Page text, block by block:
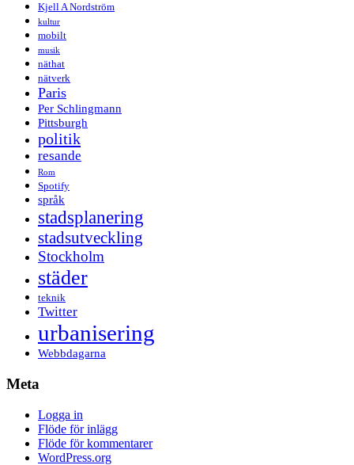
Kjell A Nordström
kultur
mobilt
musik
näthat
nätverk
Paris
Per Schlingmann
Pittsburgh
politik
resande
Rom
Spotify
språk
stadsplanering
stadsutveckling
Stockholm
städer
teknik
Twitter
urbanisering
Webbdagarna
Meta
Logga in
Flöde för inlägg
Flöde för kommentarer
WordPress.org